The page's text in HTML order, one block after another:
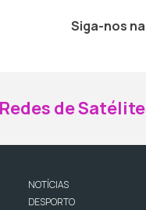
Siga-nos
Redes de
NOTÍCIAS
DESPORTO